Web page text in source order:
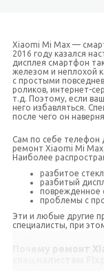
Xiaomi Mi Max —
2016 году казался
дисплея смартфон
железом и неплохой
с простыми
роликов, интернет-
т.д. Поэтому, если
него избавляться.
после чего он
Сам по себе телефон
ремонт Xiaomi Mi Max
Наиболее
разбитое
разбитый
поврежденное
проблемы с
Эти и любые другие
специалисты, при
Почему ремонт